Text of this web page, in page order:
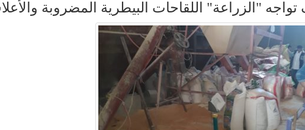
"الزراعة" اللقاحات البيطرية المضروبة